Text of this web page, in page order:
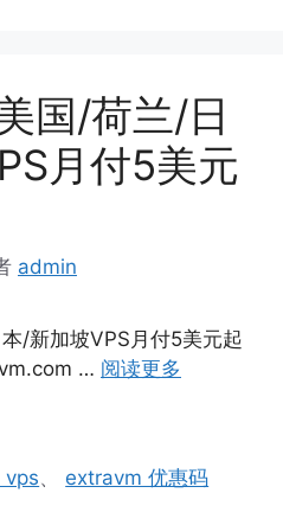
国/荷兰/日
月付5美元
admin
/新加坡VPS月付5美元起
… 阅读更多
vps、 extravm 优惠码